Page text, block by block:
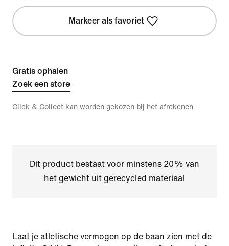
Markeer als favoriet
Gratis ophalen
Zoek een store
Click & Collect kan worden gekozen bij het afrekenen
Dit product bestaat voor minstens 20% van
het gewicht uit gerecycled materiaal
Laat je atletische vermogen op de baan zien met de